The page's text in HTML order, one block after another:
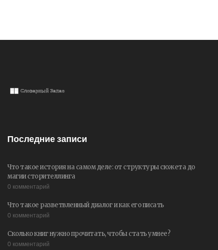
Последние записи
Что такое история на самом деле: от структуры сюжета до
магии сторителлинга
0 комментарий
Что такое разветвленный диалог и как его писать
0 комментарий
Сколько книг нужно прочитать, чтобы стать умнее?
0 комментарий